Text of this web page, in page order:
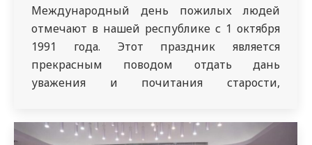
Международный день пожилых людей
отмечают в нашей республике с 1 октября
1991 года. Этот праздник является
прекрасным поводом отдать дань
уважения и почитания старости,
выразить слова благодарности за их
мудрость, опыт, нравственные качества. В